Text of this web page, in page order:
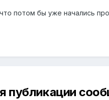
потом бы уже начались
публикации